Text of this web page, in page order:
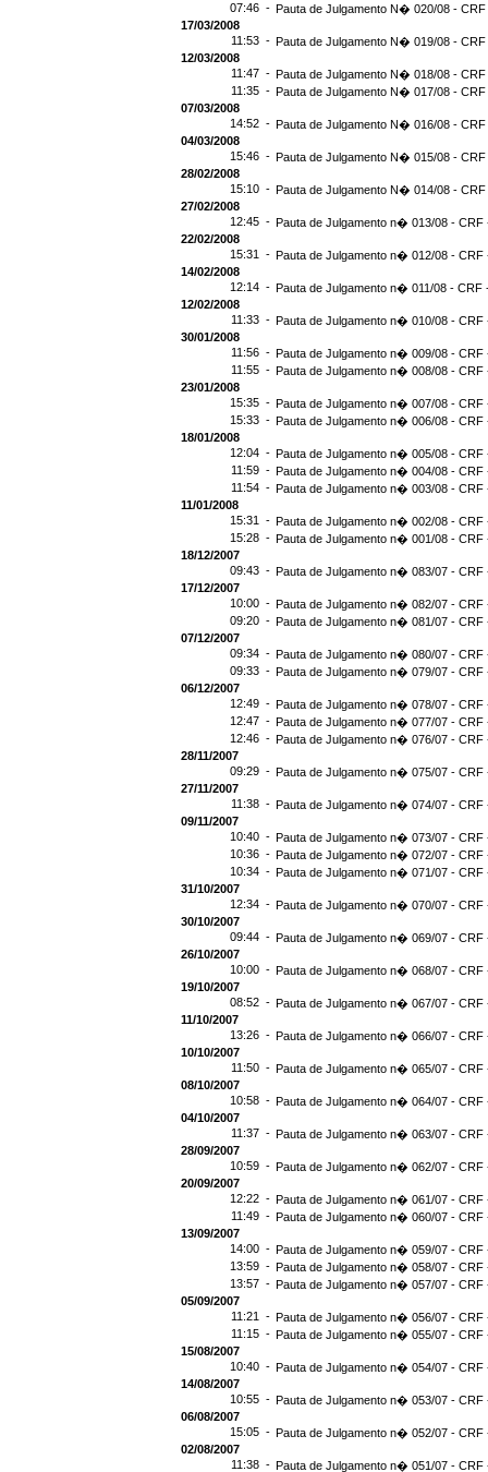
07:46 - Pauta de Julgamento N� 020/08 - CRF
17/03/2008
11:53 - Pauta de Julgamento N� 019/08 - CRF
12/03/2008
11:47 - Pauta de Julgamento N� 018/08 - CRF
11:35 - Pauta de Julgamento N� 017/08 - CRF
07/03/2008
14:52 - Pauta de Julgamento N� 016/08 - CRF
04/03/2008
15:46 - Pauta de Julgamento N� 015/08 - CRF
28/02/2008
15:10 - Pauta de Julgamento N� 014/08 - CRF
27/02/2008
12:45 - Pauta de Julgamento n� 013/08 - CRF
22/02/2008
15:31 - Pauta de Julgamento n� 012/08 - CRF
14/02/2008
12:14 - Pauta de Julgamento n� 011/08 - CRF
12/02/2008
11:33 - Pauta de Julgamento n� 010/08 - CRF
30/01/2008
11:56 - Pauta de Julgamento n� 009/08 - CRF
11:55 - Pauta de Julgamento n� 008/08 - CRF
23/01/2008
15:35 - Pauta de Julgamento n� 007/08 - CRF
15:33 - Pauta de Julgamento n� 006/08 - CRF
18/01/2008
12:04 - Pauta de Julgamento n� 005/08 - CRF
11:59 - Pauta de Julgamento n� 004/08 - CRF
11:54 - Pauta de Julgamento n� 003/08 - CRF
11/01/2008
15:31 - Pauta de Julgamento n� 002/08 - CRF
15:28 - Pauta de Julgamento n� 001/08 - CRF
18/12/2007
09:43 - Pauta de Julgamento n� 083/07 - CRF
17/12/2007
10:00 - Pauta de Julgamento n� 082/07 - CRF
09:20 - Pauta de Julgamento n� 081/07 - CRF
07/12/2007
09:34 - Pauta de Julgamento n� 080/07 - CRF
09:33 - Pauta de Julgamento n� 079/07 - CRF
06/12/2007
12:49 - Pauta de Julgamento n� 078/07 - CRF
12:47 - Pauta de Julgamento n� 077/07 - CRF
12:46 - Pauta de Julgamento n� 076/07 - CRF
28/11/2007
09:29 - Pauta de Julgamento n� 075/07 - CRF
27/11/2007
11:38 - Pauta de Julgamento n� 074/07 - CRF
09/11/2007
10:40 - Pauta de Julgamento n� 073/07 - CRF
10:36 - Pauta de Julgamento n� 072/07 - CRF
10:34 - Pauta de Julgamento n� 071/07 - CRF
31/10/2007
12:34 - Pauta de Julgamento n� 070/07 - CRF
30/10/2007
09:44 - Pauta de Julgamento n� 069/07 - CRF
26/10/2007
10:00 - Pauta de Julgamento n� 068/07 - CRF
19/10/2007
08:52 - Pauta de Julgamento n� 067/07 - CRF
11/10/2007
13:26 - Pauta de Julgamento n� 066/07 - CRF
10/10/2007
11:50 - Pauta de Julgamento n� 065/07 - CRF
08/10/2007
10:58 - Pauta de Julgamento n� 064/07 - CRF
04/10/2007
11:37 - Pauta de Julgamento n� 063/07 - CRF
28/09/2007
10:59 - Pauta de Julgamento n� 062/07 - CRF
20/09/2007
12:22 - Pauta de Julgamento n� 061/07 - CRF
11:49 - Pauta de Julgamento n� 060/07 - CRF
13/09/2007
14:00 - Pauta de Julgamento n� 059/07 - CRF
13:59 - Pauta de Julgamento n� 058/07 - CRF
13:57 - Pauta de Julgamento n� 057/07 - CRF
05/09/2007
11:21 - Pauta de Julgamento n� 056/07 - CRF
11:15 - Pauta de Julgamento n� 055/07 - CRF
15/08/2007
10:40 - Pauta de Julgamento n� 054/07 - CRF
14/08/2007
10:55 - Pauta de Julgamento n� 053/07 - CRF
06/08/2007
15:05 - Pauta de Julgamento n� 052/07 - CRF
02/08/2007
11:38 - Pauta de Julgamento n� 051/07 - CRF